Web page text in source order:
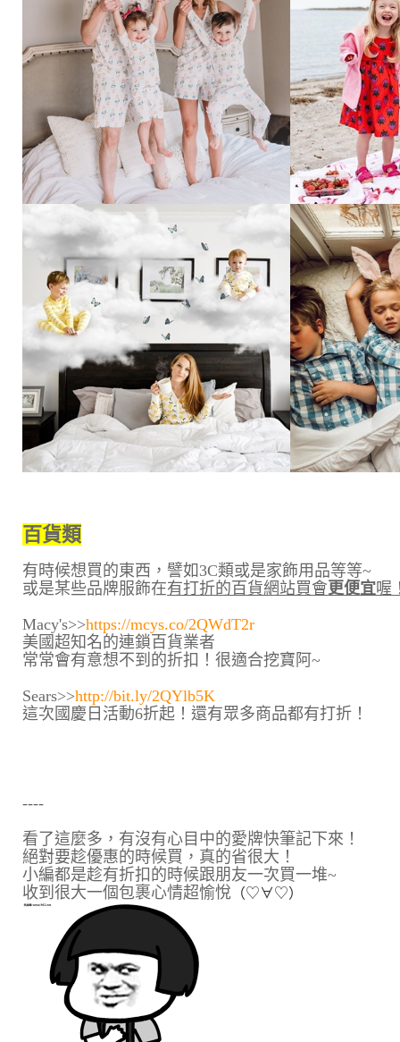
百貨類
有時候想買的東西，譬如3C類或是家飾用品等等~
或是某些品牌服飾在有打折的百貨網站買會更便宜喔
Macy's>>https://mcys.co/2QWdT2r
美國超知名的連鎖百貨業者
常常會有意想不到的折扣！很適合挖寶阿~
Sears>>http://bit.ly/2QYlb5K
這次國慶日活動6折起！還有眾多商品都有打折！
----
看了這麼多，有沒有心目中的愛牌快筆記下來！
絕對要趁優惠的時候買，真的省很大！
小編都是趁有折扣的時候跟朋友一次買一堆~
收到很大一個包裹心情超愉悅 （♡∀♡）